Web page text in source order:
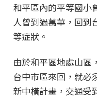
和平區內的平等國小
人曾到過萬華，回到
等症狀。
由於和平區地處山區
台中市區來回，就必
新中橫計畫，交通受